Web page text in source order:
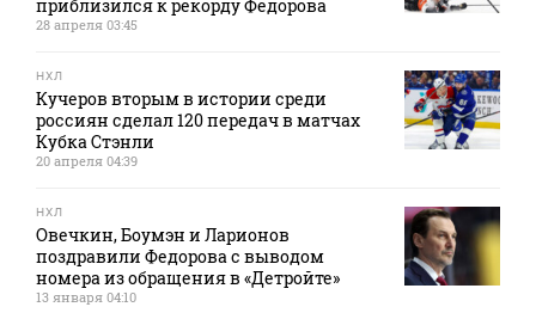
приблизился к рекорду Федорова
28 апреля 03:45
НХЛ
Кучеров вторым в истории среди
россиян сделал 120 передач в матчах
Кубка Стэнли
20 апреля 04:39
НХЛ
Овечкин, Боумэн и Ларионов
поздравили Федорова с выводом
номера из обращения в «Детройте»
13 января 04:10